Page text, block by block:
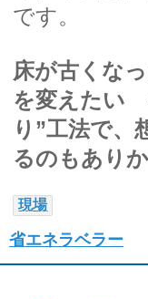
です。
床が古くな
を変えたい
り”工法で、
るのもあり
現場
省エネラベラー